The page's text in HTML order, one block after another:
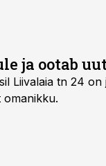
ja ootab
Liivalaia tn 24
omanikku.